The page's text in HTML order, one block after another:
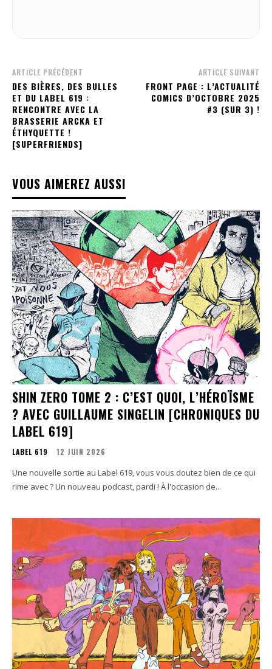
ARTICLE PRÉCÉDENT
DES BIÈRES, DES BULLES
ET DU LABEL 619 :
RENCONTRE AVEC LA
BRASSERIE ARCKA ET
ÉTHYQUETTE !
[SUPERFRIENDS]
ARTICLE SUIVANT
FRONT PAGE : L’ACTUALITÉ
COMICS D’OCTOBRE 2025
#3 (SUR 3) !
VOUS AIMEREZ AUSSI
SHIN ZERO TOME 2 : C’EST QUOI, L’HÉROÏSME
? AVEC GUILLAUME SINGELIN [CHRONIQUES DU
LABEL 619]
LABEL 619 12 JUIN 2026
Une nouvelle sortie au Label 619, vous vous doutez bien de ce qui
rime avec ? Un nouveau podcast, pardi ! À l'occasion de...